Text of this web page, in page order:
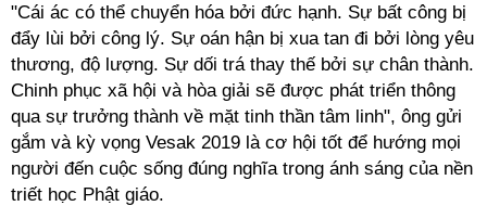
"Cái ác có thể chuyển hóa bởi đức hạnh. Sự bất công bị
đẩy lùi bởi công lý. Sự oán hận bị xua tan đi bởi lòng yêu
thương, độ lượng. Sự dối trá thay thế bởi sự chân thành.
Chinh phục xã hội và hòa giải sẽ được phát triển thông
qua sự trưởng thành về mặt tinh thần tâm linh", ông gửi
gắm và kỳ vọng Vesak 2019 là cơ hội tốt để hướng mọi
người đến cuộc sống đúng nghĩa trong ánh sáng của nền
triết học Phật giáo.